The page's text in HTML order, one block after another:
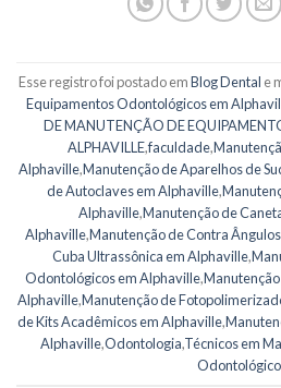
Esse registro foi postado emBlog Dental e
Equipamentos Odontológicos em
DE MANUTENÇÃO DE
ALPHAVILLE,faculdade,
Alphaville,Manutenção de Aparelhos de
de Autoclaves em Alphaville,
Alphaville,Manutenção de
Alphaville,Manutenção de Contra
Cuba Ultrassônica em Alphaville,
Odontológicos em Alphaville,
Alphaville,Manutenção de
de Kits Acadêmicos em Alphaville,
Alphaville,Odontologia,Técnicos em